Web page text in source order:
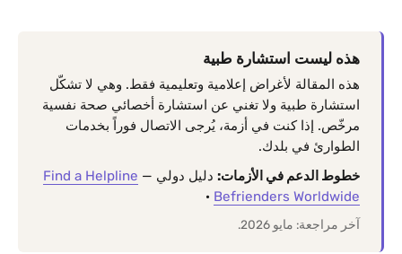
هذه ليست استشارة طبية
هذه المقالة لأغراض إعلامية وتعليمية فقط. وهي لا تشكّل
استشارة طبية ولا تغني عن استشارة أخصائي صحة نفسية
مرخّص. إذا كنت في أزمة، يُرجى الاتصال فوراً بخدمات
الطوارئ في بلدك.
خطوط الدعم في الأزمات: دليل دولي — Find a Helpline
· Befrienders Worldwide
آخر مراجعة: مايو 2026.